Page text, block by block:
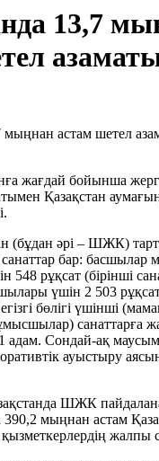
13,7
жағдай бойынша
Қазақстан
(бұдан әрі – ШЖК)
бар: басшылар
548 рұқсат (бірінші
үшін 2 503
бөлігі үшінші
санаттарға
адам. Сондай-ақ
ауыстыру
ШЖК
мыңнан астам
қызметкерлердің